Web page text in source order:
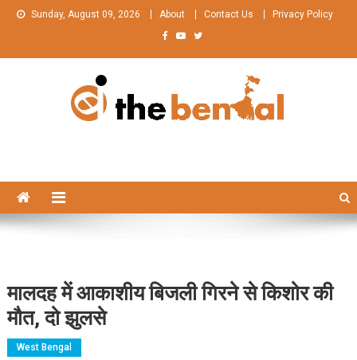
Skip
Sunday, August 09, 2026 About Contact Us Privacy Policy
मालदह में आकाशीय बिजली गिरने से किशोर की
मौत, दो झुलसे
West Bengal